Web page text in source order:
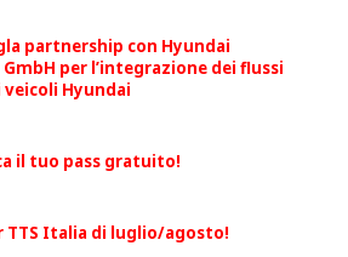
partnership con Hyundai
per l’integrazione dei flussi
Hyundai
il tuo pass gratuito!
TTS Italia di luglio/agosto!